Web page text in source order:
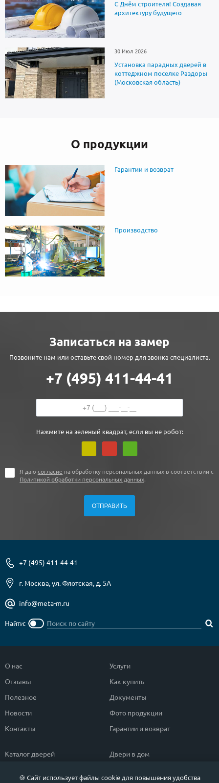
С Днём строителя! Создавая
архитектуру будущего
30 Июл 2026
Установка парадных дверей в
коттеджном поселке Раздоры
(Московская область)
О продукции
Гарантии и возврат
Производство
Записаться на замер
Позвоните нам или оставьте свой номер для звонка специалиста.
+7 (495) 411-44-41
Нажмите на зеленый квадрат, если вы не робот:
Я даю согласие на обработку персональных данных в соответствии с
Политикой обработки персональных данных.
+7 (495) 411-44-41
г. Москва, ул. Флотская, д. 5А
info@meta-m.ru
Найти:
О нас
Отзывы
Полезное
Новости
Контакты
Услуги
Как купить
Документы
Фото продукции
Гарантии и возврат
Каталог дверей
Двери в дом
🍪 Сайт использует файлы cookie для повышения удобства